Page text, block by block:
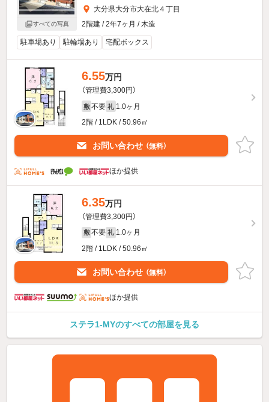
すべての写真
大分県大分市大在北４丁目
2階建 / 2年7ヶ月 / 木造
駐車場あり 駐輪場あり 宅配ボックス
6.55万円
（管理費3,300円）
敷 不要 礼 1.0ヶ月
2階 / 1LDK / 50.96㎡
お問い合わせ （無料）
ほか提供
6.35万円
（管理費3,300円）
敷 不要 礼 1.0ヶ月
2階 / 1LDK / 50.96㎡
お問い合わせ （無料）
ほか提供
ステラ1-MYのすべての部屋を見る